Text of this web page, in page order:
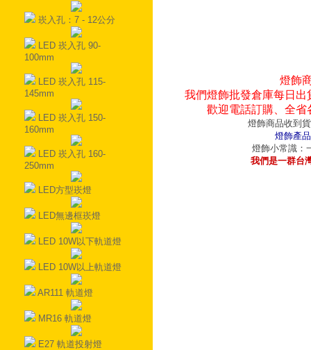
崁入孔：7 - 12公分
LED 崁入孔 90-
100mm
LED 崁入孔 115-
145mm
LED 崁入孔 150-
160mm
LED 崁入孔 160-
250mm
LED方型崁燈
LED無邊框崁燈
LED 10W以下軌道燈
LED 10W以上軌道燈
AR111 軌道燈
MR16 軌道燈
E27 軌道投射燈
燈飾
我們燈飾批發倉庫每日
歡迎電話訂購、全
燈飾商品收到
燈飾產
燈飾小常識：
我們是一群台